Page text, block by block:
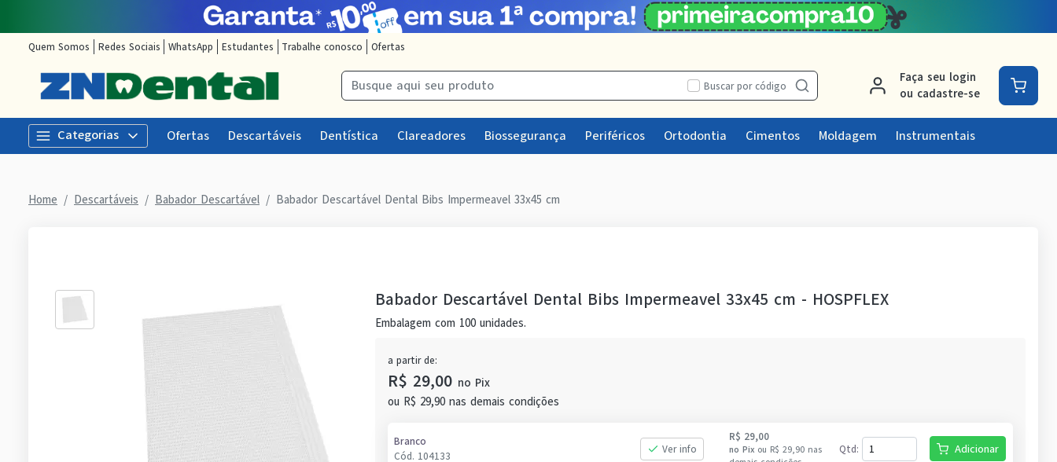
Quem Somos Redes Sociais WhatsApp Estudantes Trabalhe conosco Ofertas
Buscar por código
Faça seu login
ou cadastre-se
Categorias Ofertas Descartáveis Dentística Clareadores Biossegurança Periféricos Ortodontia Cimentos Moldagem Instrumentais
Home Descartáveis Babador Descartável Babador Descartável Dental Bibs Impermeavel 33x45 cm
Babador Descartável Dental Bibs Impermeavel 33x45 cm - HOSPFLEX
Embalagem com 100 unidades.
a partir de:
R$ 29,00 no Pix
ou R$ 29,90 nas demais condições
Branco
Cód. 104133
Ver info
R$ 29,00
noPix ou R$ 29,90 nas
Qtd: Adicionar